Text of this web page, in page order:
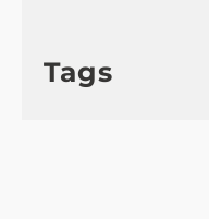
Tags